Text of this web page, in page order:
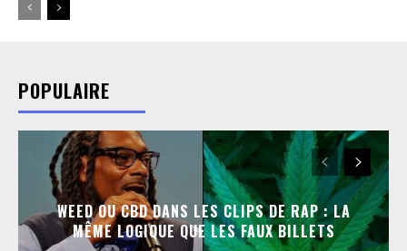
POPULAIRE
WEED OU CBD DANS LES CLIPS DE RAP : LA
MÊME LOGIQUE QUE LES FAUX BILLETS